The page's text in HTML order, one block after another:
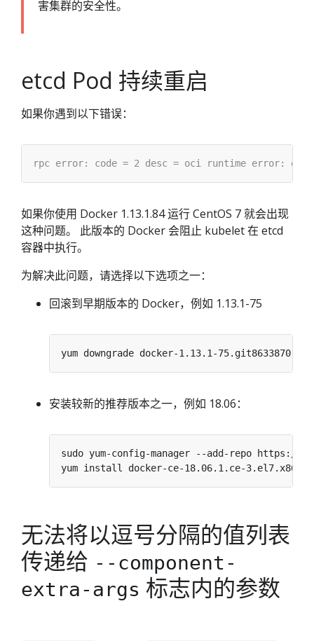
害集群的安全性。
etcd Pod 持续重启
如果你遇到以下错误：
如果你使用 Docker 1.13.1.84 运行 CentOS 7 就会出现
这种问题。 此版本的 Docker 会阻止 kubelet 在 etcd
容器中执行。
为解决此问题，请选择以下选项之一：
回滚到早期版本的 Docker，例如 1.13.1-75
安装较新的推荐版本之一，例如 18.06：
无法将以逗号分隔的值列表
传递给 --component-
extra-args 标志内的参数